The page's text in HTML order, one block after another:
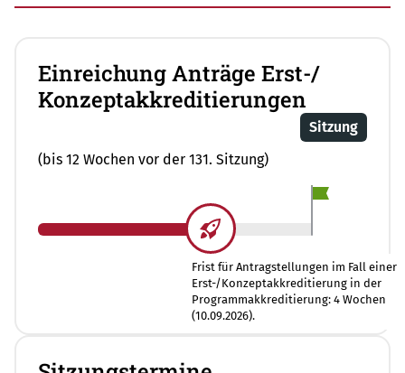
Einreichung Anträge Erst-/
Konzeptakkreditierungen
Sitzung
(bis 12 Wochen vor der 131. Sitzung)
Frist für Antragstellungen im Fall einer
Erst-/Konzeptakkreditierung in der
Programmakkreditierung: 4 Wochen
(10.09.2026).